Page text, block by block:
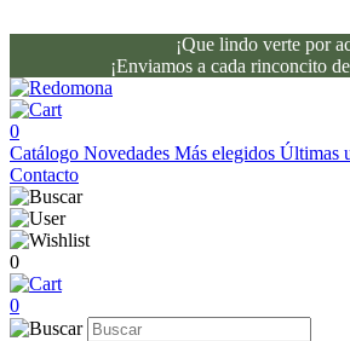
¡Que lindo verte por
¡Enviamos a cada rinconcito
0
Catálogo Novedades Más elegidos Últimas
Contacto
0
0